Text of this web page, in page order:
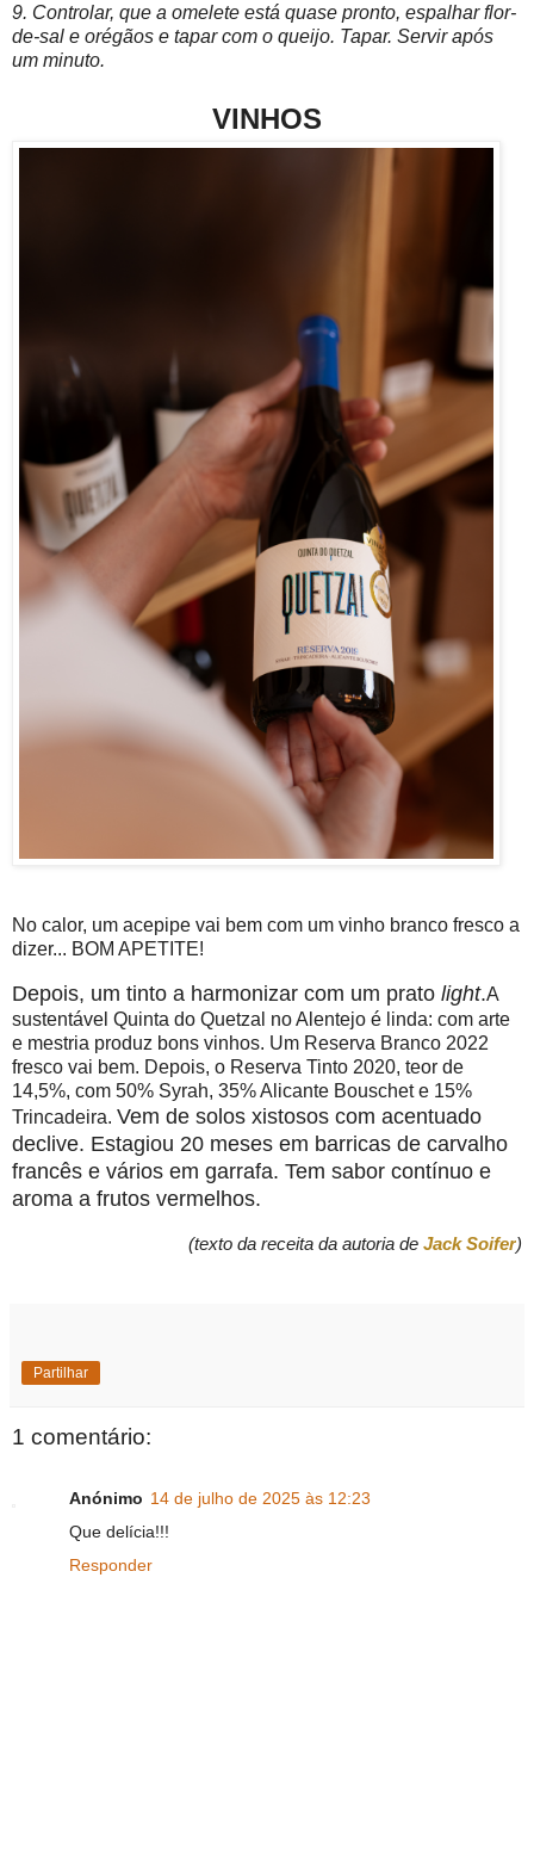
9. Controlar, que a omelete está quase pronto, espalhar flor-
de-sal e orégãos e tapar com o queijo. Tapar. Servir após
um minuto.
VINHOS
No calor, um acepipe vai bem com um vinho branco fresco a
dizer... BOM APETITE!
Depois, um tinto a harmonizar com um prato light.A
sustentável Quinta do Quetzal no Alentejo é linda: com arte
e mestria produz bons vinhos. Um Reserva Branco 2022
fresco vai bem. Depois, o Reserva Tinto 2020, teor de
14,5%, com 50% Syrah, 35% Alicante Bouschet e 15%
Trincadeira. Vem de solos xistosos com acentuado
declive. Estagiou 20 meses em barricas de carvalho
francês e vários em garrafa. Tem sabor contínuo e
aroma a frutos vermelhos.
(texto da receita da autoria de Jack Soifer)
Partilhar
1 comentário:
Anónimo 14 de julho de 2025 às 12:23
Que delícia!!!
Responder